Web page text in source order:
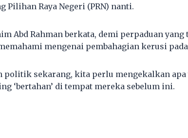
Pilihan Raya Negeri (PRN) nanti.
Abd Rahman berkata, demi perpaduan
mengenai pembahagian kerusi pada
politik sekarang, kita perlu mengekalkan
‘bertahan’ di tempat mereka sebelum ini.